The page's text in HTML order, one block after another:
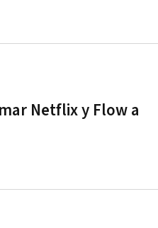
Netflix y Flow a